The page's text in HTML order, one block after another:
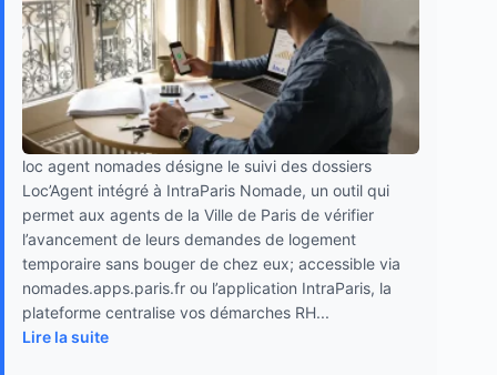
loc agent nomades désigne le suivi des dossiers
Loc’Agent intégré à IntraParis Nomade, un outil qui
permet aux agents de la Ville de Paris de vérifier
l’avancement de leurs demandes de logement
temporaire sans bouger de chez eux; accessible via
nomades.apps.paris.fr ou l’application IntraParis, la
plateforme centralise vos démarches RH...
Lire la suite